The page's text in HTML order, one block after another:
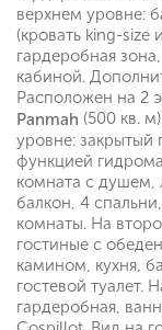
верхнем уровне:
(кровать king-size
гардеробная
кабиной.
Расположен на 2
Panmah (500 кв.
уровне:
функцией
комната с
балкон, 4
комнаты. На
гостиные с
камином, кухня,
гостевой туалет.
гардеробная,